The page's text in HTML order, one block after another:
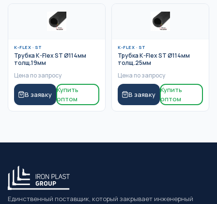
K-FLEX · ST
Трубка K-Flex ST Ø114мм
толщ.19мм
Цена по запросу
В заявку
Купить
оптом
K-FLEX · ST
Трубка K-Flex ST Ø114мм
толщ.25мм
Цена по запросу
В заявку
Купить
оптом
Единственный поставщик, который закрывает инженерный